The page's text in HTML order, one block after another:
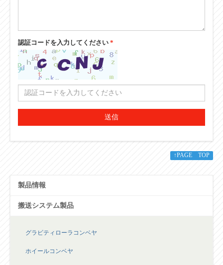
認証コードを入力してください *
送信
↑PAGE TOP
製品情報
搬送システム製品
グラビティローラコンベヤ
ホイールコンベヤ